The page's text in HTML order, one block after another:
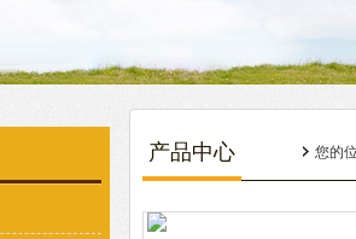
产品中心 您的